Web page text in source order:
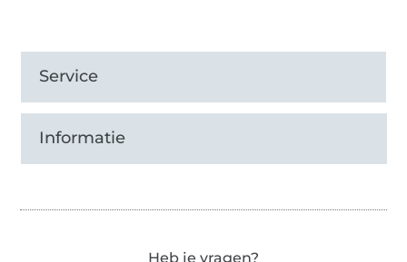
Service
Informatie
Heb je vragen?